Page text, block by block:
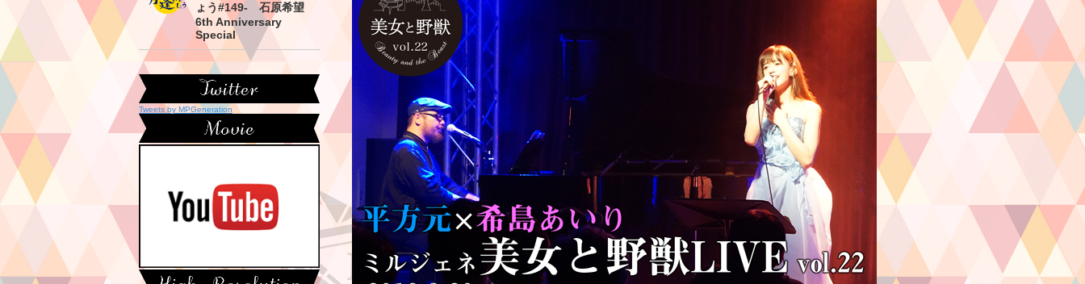
ょう#149- 石原希望
6th Anniversary
Special
Tweets by MPGeneration